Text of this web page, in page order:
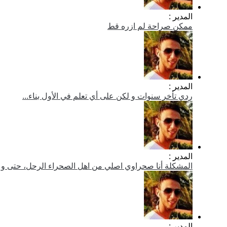
المدير :
ممكن صراحة لم ازره قط
المدير :
ردي تأخر سنوات و لكن على أي تعلم في الأول بناء...
المدير :
المشكلة أنا صحراوي اصلي من اهل الصحراء الرحل، حتى و